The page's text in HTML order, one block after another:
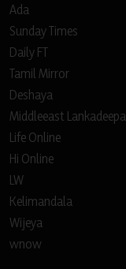
Ada
Sunday Times
Daily FT
Tamil Mirror
Deshaya
Middleeast Lankadeepa
Life Online
Hi Online
LW
Kelimandala
Wijeya
wnow